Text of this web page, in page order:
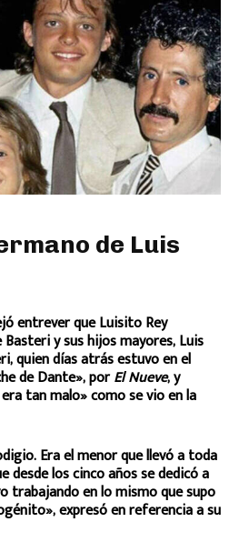
de Luis
entrever que Luisito Rey
y sus hijos mayores, Luis
quien días atrás estuvo en el
de Dante», porEl Nueve, y
tan malo» como se vio en la
Era el menor que llevó a toda
desde los cinco años se dedicó a
trabajando en lo mismo que supo
expresó en referencia a su